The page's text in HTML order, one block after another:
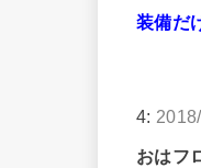
装備だ
4:
おはフ